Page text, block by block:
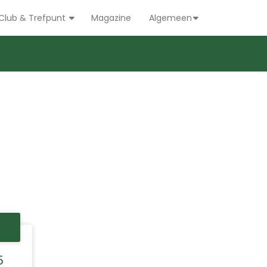
& Trefpunt Magazine Algemeen